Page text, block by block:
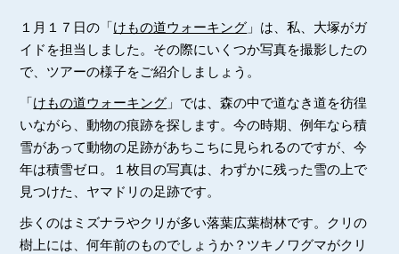
１月１７日の「けもの道ウォーキング 」は、私、大塚がガ
イドを担当しました。その際にいくつか写真を撮影したの
で、ツアーの様子をご紹介しましょう。
「けもの道ウォーキング 」では、森の中で道なき道を彷徨
いながら、動物の痕跡を探します。今の時期、例年なら積
雪があって動物の足跡があちこちに見られるのですが、今
年は積雪ゼロ。１枚目の写真は、わずかに残った雪の上で
見つけた、ヤマドリの足跡です。
歩くのはミズナラやクリが多い落葉広葉樹林です。クリの
樹上には、何年前のものでしょうか？ツキノワグマがクリ